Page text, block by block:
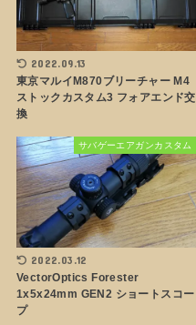
2022.09.13
東京マルイM870ブリーチャー M4
ストックカスタム3 フォアエンド交
換
サバゲーエアガンカスタム
2022.03.12
VectorOptics Forester
1x5x24mm GEN2 ショートスコー
プ